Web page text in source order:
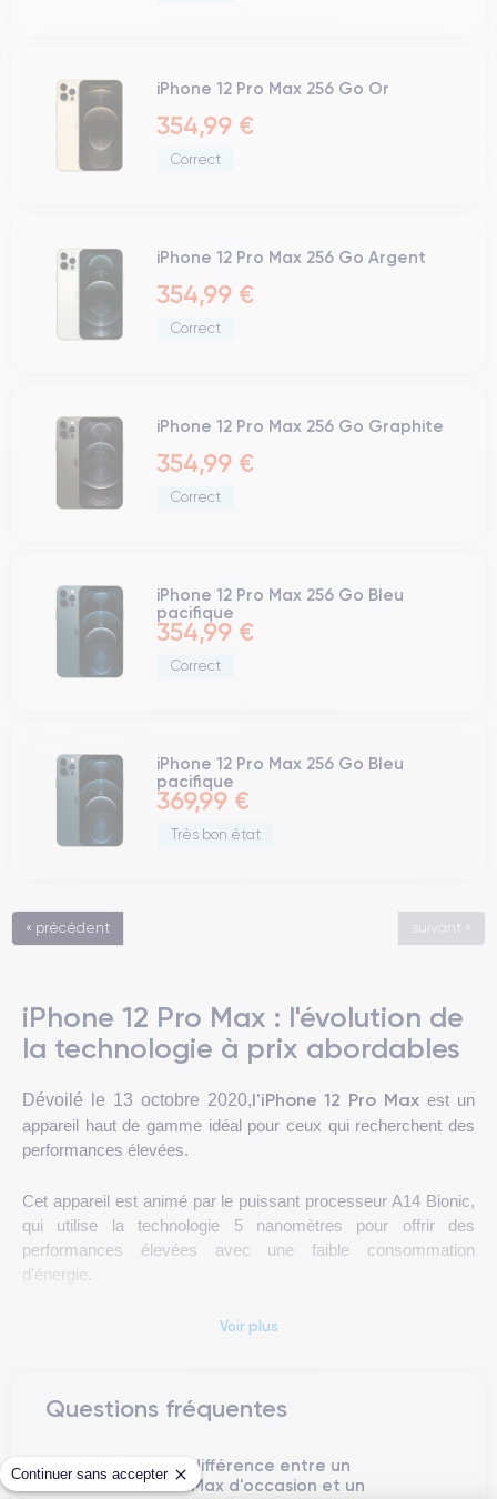
Continuer sans accepter
iPhone 12 Pro Max 256 Go Or
354,99 €
Correct
iPhone 12 Pro Max 256 Go Argent
354,99 €
Correct
iPhone 12 Pro Max 256 Go Graphite
354,99 €
Correct
iPhone 12 Pro Max 256 Go Bleu
pacifique
354,99 €
Correct
iPhone 12 Pro Max 256 Go Bleu
pacifique
369,99 €
Très bon état
« précédent suivant »
iPhone 12 Pro Max : l'évolution de
la technologie à prix abordables
Dévoilé le 13 octobre 2020,l'iPhone 12 Pro Max est un
appareil haut de gamme idéal pour ceux qui recherchent des
performances élevées.
Cet appareil est animé par le puissant processeur A14 Bionic,
qui utilise la technologie 5 nanomètres pour offrir des
performances élevées avec une faible consommation
d'énergie.
Le téléphone dispose de trois caméras arrière : un
mégapixels . La caméra frontale est quant à elle de
mégapixels.
La batterie de3.687 mAheest capable de fournir jusqu'à 20
Voir plus
Questions fréquentes
Quelle est la différence entre un
iPhone 12 Pro Max d'occasion et un